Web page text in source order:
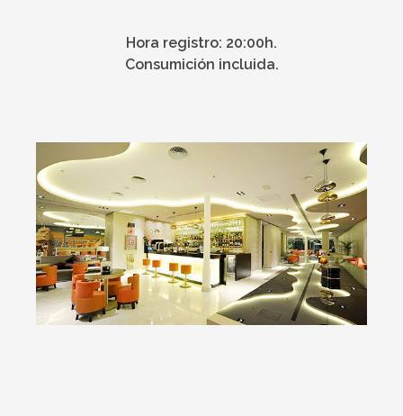
Hora registro: 20:00h.
Consumición incluida.